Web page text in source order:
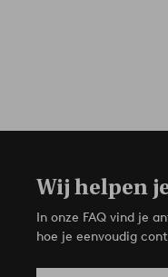
Wij helpen
In onze FAQ vind je
hoe je eenvoudig